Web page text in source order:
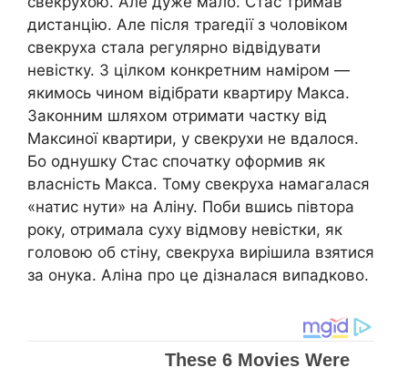
дистанцію. Але після траrедії з чоловіком
свекруха стала регулярно відвідувати
невістку. З цілком конкретним наміром —
якимось чином відібрати квартиру Макса.
Законним шляхом отримати частку від
Максиної квартири, у свекрухи не вдалося.
Бо однушку Стас спочатку оформив як
власність Макса. Тому свекруха намагалася
«натис нути» на Аліну. Поби вшись півтора
року, отримала суху відмову невістки, як
головою об стіну, свекруха вирішила взятися
за онука. Аліна про це дізналася випадково.